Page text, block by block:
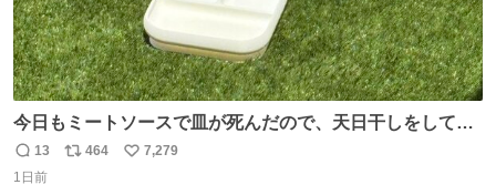
今日もミートソースで皿が死んだので、天日干しをしてい
ます🍝 ありがとう先人の知恵
返
信
13
リ
464
い
7,279
1日前